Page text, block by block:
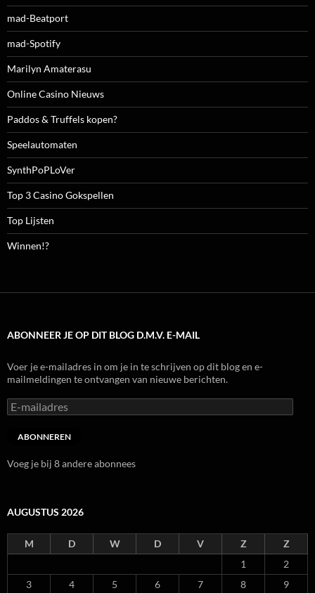
mad-Beatport
mad-Spotify
Marilyn Amaterasu
Online Casino Nieuws
Paddos & Truffels kopen?
Speelautomaten
SynthPoPLoVer
Top 3 Casino Gokspellen
Top Lijsten
Winnen!?
ABONNEER JE OP DIT BLOG D.M.V. E-MAIL
Voer je e-mailadres in om je in te schrijven op dit blog en e-
mailmeldingen te ontvangen van nieuwe berichten.
E-
mailadres
ABONNEREN
Voeg je bij 8 andere abonnees
AUGUSTUS 2026
M D W D V Z
Z
1
2
3
4 5 6 7 8
9